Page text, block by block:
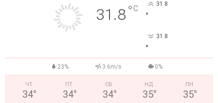
31.8°C 31.8
°
31.8
°
23% 3.6m/s 0%
ЧТ
34°
ПТ
34°
СБ
34°
НД
35°
ПН
35°